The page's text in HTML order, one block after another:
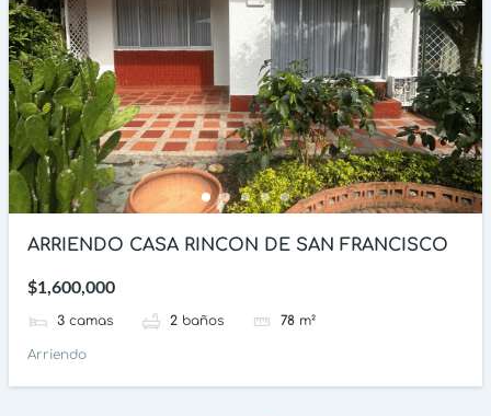
ARRIENDO CASA RINCON DE SAN FRANCISCO
$1,600,000
3 camas 2 baños 78 m²
Arriendo